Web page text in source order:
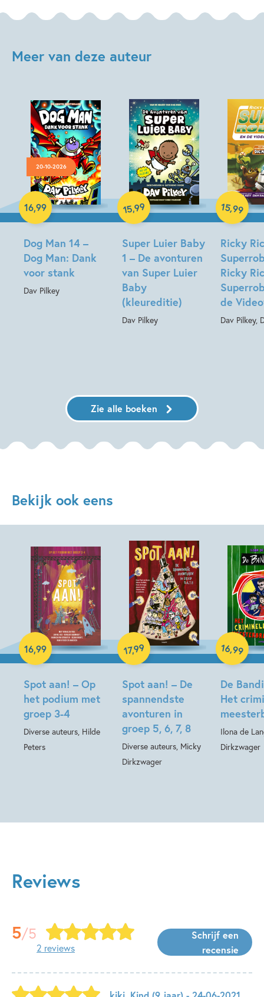
Meer van deze auteur
20-10-2026
Dog Man 14 –
Dog Man: Dank
voor stank
Dav Pilkey
16,99
Hardcover
Super Luier Baby
1 – De avonturen
van Super Luier
Baby
(kleureditie)
Dav Pilkey
15,99
Hardcover
Ricky
Ricky
de
Dav Pilkey,
15,99
Hardcover
Zie alle boeken
Bekijk ook eens
Spot aan! – Op
het podium met
groep 3-4
Diverse auteurs, Hilde
Peters
16,99
Hardcover
Spot aan! – De
spannendste
avonturen in
groep 5, 6, 7, 8
Diverse auteurs, Micky
Dirkzwager
17,99
Hardcover
De
Het
Ilona de
Dirkzwager
16,99
Hardcover
Reviews
5/5
2 reviews
Schrijf een
recensie